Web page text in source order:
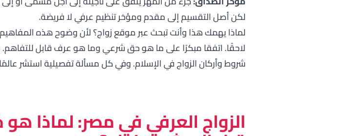
لكن أصل التقسيم إلى مقدم ومؤخر تنظيم عرفي لا فريضة.
لماذا يهمك هذا وأنت تبحث عبر موقع زواج؟ لأن وضوح هذه المفاهيم
لاحقًا. اتفقا مبكرًا على ما هو حق شرعي وما هو عرف قابل للتفاهم.
شروط وأركان الزواج في الإسلام. وفي كل مسألة تفصيلية استشر عالمًا
الزواج العرفي في مصر: لماذا